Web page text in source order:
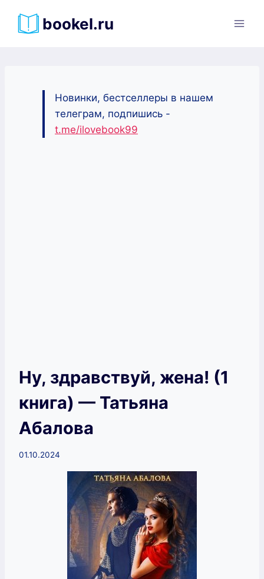
bookel.ru
Новинки, бестселлеры в нашем
телеграм, подпишись -
t.me/ilovebook99
Ну, здравствуй, жена! (1
книга) — Татьяна
Абалова
01.10.2024